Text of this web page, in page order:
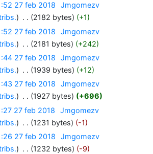
27 feb 2018
Jmgomezv
2182 bytes
+1
27 feb 2018
Jmgomezv
2181 bytes
+242
27 feb 2018
Jmgomezv
1939 bytes
+12
27 feb 2018
Jmgomezv
1927 bytes
+696
27 feb 2018
Jmgomezv
1231 bytes
-1
27 feb 2018
Jmgomezv
1232 bytes
-9